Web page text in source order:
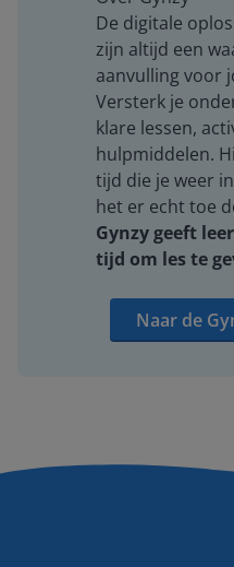
De digitale
zijn altijd een
aanvulling voor
Versterk je
klare lessen,
hulpmiddelen.
tijd die je weer
het er echt toe
Gynzy geeft
tijd om les te
Naar de